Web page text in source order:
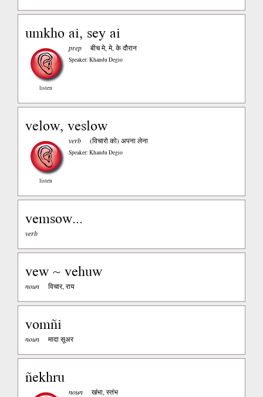
umkho ai, sey ai
listen
prep बीच मे, मे, के दौरान
Speaker: Khandu Degio
velow, veslow
listen
verb (विचारो को) अपना लेना
Speaker: Khandu Degio
vemsow...
verb
vew ~ vehuw
noun विचार, राय
vomñi
noun मादा सूअर
ñekhru
noun खंभा, स्तंभ